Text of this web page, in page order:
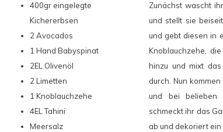
400gr eingelegte
Kichererbsen
2 Avocados
1 Hand Babyspinat
2EL Olivenöl
2 Limetten
1 Knoblauchzehe
4EL Tahini
Meersalz
Zunächst wascht
und stellt sie
und gebt diesen in
Knoblauchzehe,
hinzu und mixt
durch. Nun
und bei belieben
schmeckt ihr das
ab und dekoriert ein